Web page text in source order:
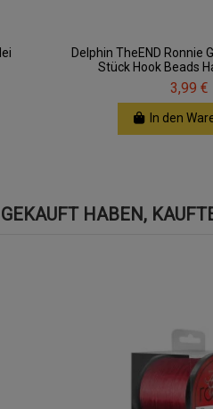
Delphin TheEND Ronnie
Stück Hook Beads
3,99 €
In den
HABEN,